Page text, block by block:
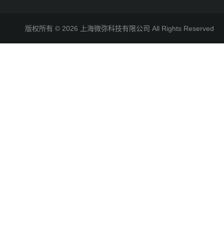
版权所有 © 2026 上海微弥科技有限公司 All Rights